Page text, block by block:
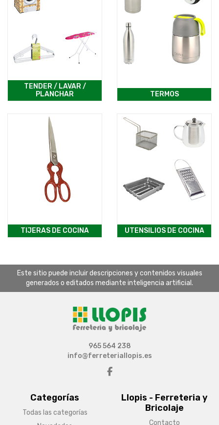
TENDER / LAVAR /
PLANCHAR
TERMOS
TIJERAS DE COCINA UTENSILIOS DE COCINA
Este sitio puede incluir descripciones y contenidos visuales
generados o editados mediante inteligencia artificial.
Categorías
Todas las categorías
Llopis - Ferreteria y
Bricolaje
Contacto
965 564 238
info@ferreteriallopis.es